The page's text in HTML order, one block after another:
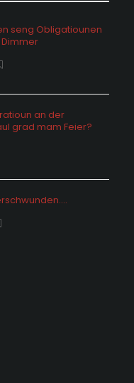
seng Obligatiounen
an der
grad mam Feier?